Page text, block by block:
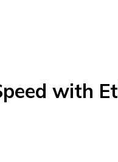
with